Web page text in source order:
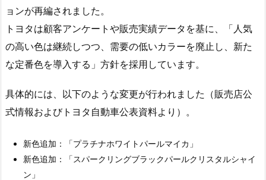
ョンが再編されました。
トヨタは顧客アンケートや販売実績データを基に、「人気
の高い色は継続しつつ、需要の低いカラーを廃止し、新た
な定番色を導入する」方針を採用しています。
具体的には、以下のような変更が行われました（販売店公
式情報およびトヨタ自動車公表資料より）。
新色追加：「プラチナホワイトパールマイカ」
新色追加：「スパークリングブラックパールクリスタルシャイ
ン」